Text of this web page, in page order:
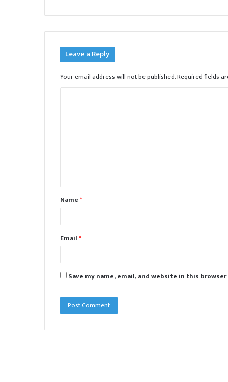
Leave a Reply
Your email address will not be published.Required fields
t
*Name*
Email*
Save my name, email, and website in this